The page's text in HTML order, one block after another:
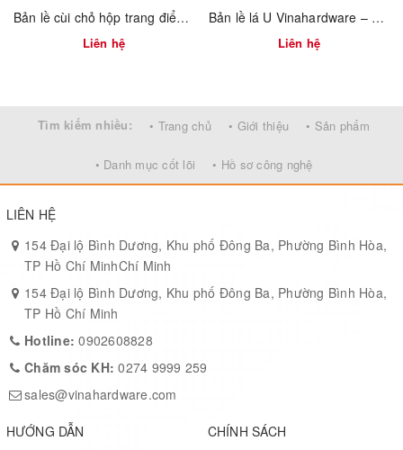
Bản lề cùi chỏ hộp trang điểm Vinahardware 7100.4.01118
Liên hệ
Bản lề lá U Vinahardware – 1260.3.11009
Liên hệ
Tìm kiếm nhiều: • Trang chủ • Giới thiệu • Sản phẩm
• Danh mục cốt lõi • Hồ sơ công nghệ
LIÊN HỆ
154 Đại lộ Bình Dương, Khu phố Đông Ba, Phường Bình Hòa,
TP Hồ Chí MinhChí Minh
154 Đại lộ Bình Dương, Khu phố Đông Ba, Phường Bình Hòa,
TP Hồ Chí Minh
Hotline:0902608828
Chăm sóc KH:0274 9999 259
sales@vinahardware.com
HƯỚNG DẪN
CHÍNH SÁCH